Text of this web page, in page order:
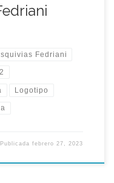
Fedriani
Logotipo
Publicadafebrero 27, 2023